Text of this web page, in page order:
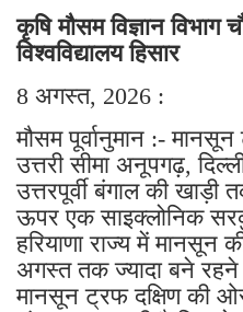
कृषि मौसम विज्ञान विभाग
विश्वविद्यालय हिसार
8 अगस्त, 2026 :
मौसम पूर्वानुमान :-
उत्तरी सीमा अनूपगढ़,
उत्तरपूर्वी बंगाल की
ऊपर एक साइक्लोनिक
हरियाणा राज्य में मानसून
अगस्त तक ज्यादा बने
मानसून ट्रफ दक्षिण की